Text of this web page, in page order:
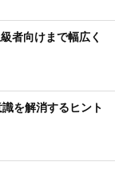
者向けまで幅広く
を解消するヒント